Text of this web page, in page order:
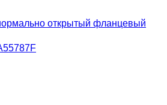
открытый фланцевый